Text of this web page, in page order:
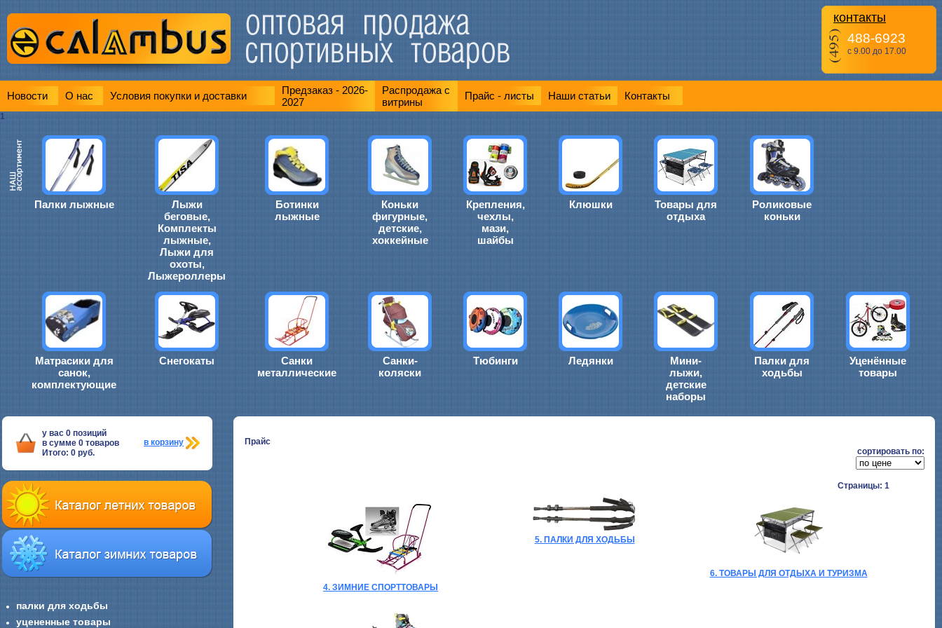
контакты
488-6923
с 9.00 до 17.00
Новости О нас Условия покупки и доставки
Предзаказ - 2026-
2027
Распродажа с
витрины
Прайс - листы Наши статьи Контакты
1
Палки лыжные
Лыжи
беговые,
Комплекты
лыжные,
Лыжи для
охоты,
Лыжероллеры
Ботинки
лыжные
Коньки
фигурные,
детские,
хоккейные
Крепления,
чехлы,
мази,
шайбы
Клюшки
Товары для
отдыха
Роликовые
коньки
Матрасики для
санок,
комплектующие
Снегокаты
Санки
металлические
Санки-
коляски
Тюбинги Ледянки
Мини-
лыжи,
детские
наборы
Палки для
ходьбы
Уценённые
товары
у вас 0 позиций
в сумме 0 товаров
Итого: 0 руб.
в корзину
палки для ходьбы
уцененные товары
Прайс
cортировать по:
Страницы: 1
4. ЗИМНИЕ СПОРТТОВАРЫ
5. ПАЛКИ ДЛЯ ХОДЬБЫ
6. ТОВАРЫ ДЛЯ ОТДЫХА И ТУРИЗМА